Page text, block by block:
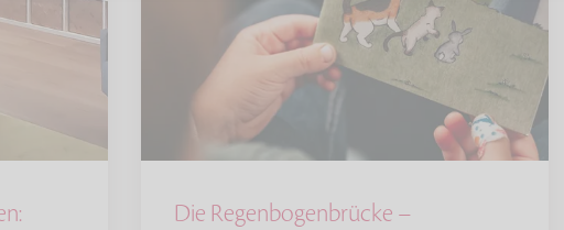
Die Regenbogenbrücke –